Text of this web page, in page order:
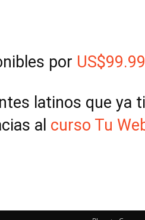
por US$99.99
latinos que ya
al curso Tu